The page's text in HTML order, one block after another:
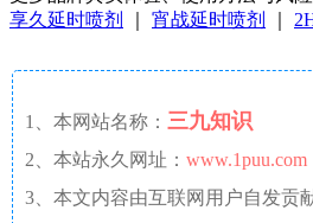
享久延时喷剂
宵战延时喷剂
1、本网站名称： 三九知识
2、本站永久网址： www.1puu.com
3、本文内容由互联网用户自发贡